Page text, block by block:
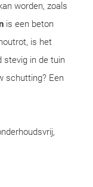
worden, zoals
is een beton
is het
stevig in de tuin
schutting? Een